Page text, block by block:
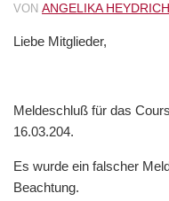
VON ANGELIKA HEYDRICH
Liebe Mitglieder,
Meldeschluß für das
16.03.204.
Es wurde ein falscher
Beachtung.